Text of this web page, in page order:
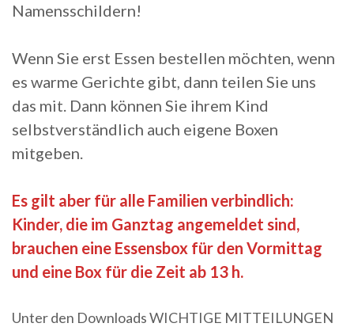
Namensschildern!
Wenn Sie erst Essen bestellen möchten, wenn
es warme Gerichte gibt, dann teilen Sie uns
das mit. Dann können Sie ihrem Kind
selbstverständlich auch eigene Boxen
mitgeben.
Es gilt aber für alle Familien verbindlich:
Kinder, die im Ganztag angemeldet sind,
brauchen eine Essensbox für den Vormittag
und eine Box für die Zeit ab 13 h.
Unter den Downloads WICHTIGE MITTEILUNGEN